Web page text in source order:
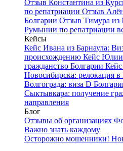
Отзыв Константина из
по репатриации Отзыв
Болгарии Отзыв Тимура из
Румынии по репатриации
Кейсы
Кейс Ивана из Барнаула:
происхождению Кейс Юлии
гражданство Болгарии
Новосибирска: релокация
Волгограда: виза D
Сыктывкара: получение
направления
Блог
Отзывы об организациях
Важно знать каждому
Осторожно мошенники!